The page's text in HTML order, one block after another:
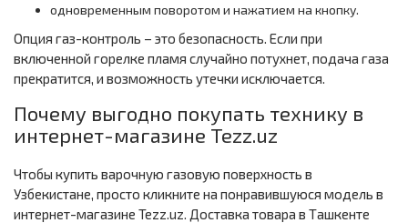
одновременным поворотом и нажатием на кнопку.
Опция газ-контроль – это безопасность. Если при
включенной горелке пламя случайно потухнет, подача газа
прекратится, и возможность утечки исключается.
Почему выгодно покупать технику в
интернет-магазине Tezz.uz
Чтобы купить варочную газовую поверхность в
Узбекистане, просто кликните на понравившуюся модель в
интернет-магазине Tezz.uz. Доставка товара в Ташкенте